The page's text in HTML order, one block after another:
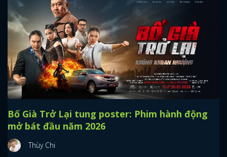
Bố Già Trở Lại tung poster: Phim hành động
mở bát đầu năm 2026
Thùy Chi